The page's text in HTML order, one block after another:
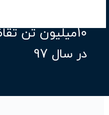
10میلیون تن
در سال 97